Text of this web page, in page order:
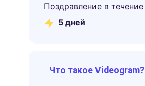
Поздравление в течение
5 дней
Что такое Videogram?